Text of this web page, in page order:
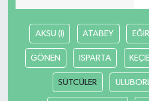
AKSU (I) ATABEY
GÖNEN ISPARTA
SÜTCÜLER